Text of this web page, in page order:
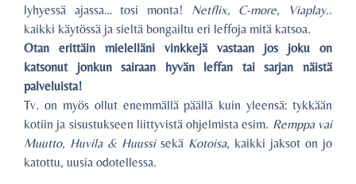
lyhyessä ajassa… tosi monta! Netflix, C-more, Viaplay..
kaikki käytössä ja sieltä bongailtu eri leffoja mitä katsoa.
Otan erittäin mielelläni vinkkejä vastaan jos joku on
katsonut jonkun sairaan hyvän leffan tai sarjan näistä
palveluista!
Tv. on myös ollut enemmällä päällä kuin yleensä: tykkään
kotiin ja sisustukseen liittyvistä ohjelmista esim. Remppa vai
Muutto, Huvila & Huussisekä Kotoisa, kaikki jaksot on jo
katottu, uusia odotellessa.